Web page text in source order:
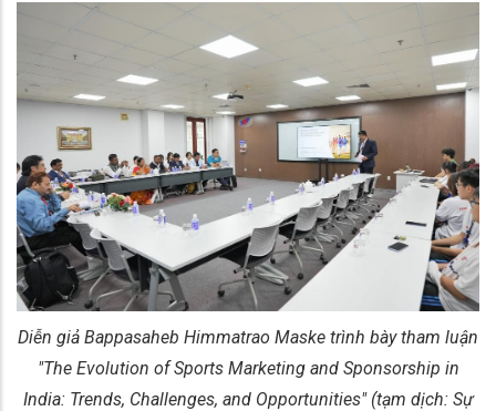
Diễn giả Bappasaheb Himmatrao Maske trình bày tham luận
"The Evolution of Sports Marketing and Sponsorship in
India: Trends, Challenges, and Opportunities" (tạm dịch: Sự